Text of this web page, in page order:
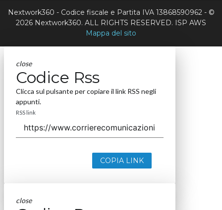
Nextwork360 - Codice fiscale e Partita IVA 13868590962 - ©
2026 Nextwork360. ALL RIGHTS RESERVED. ISP AWS
Mappa del sito
close
Codice Rss
Clicca sul pulsante per copiare il link RSS negli
appunti.
RSS link
COPIA LINK
close